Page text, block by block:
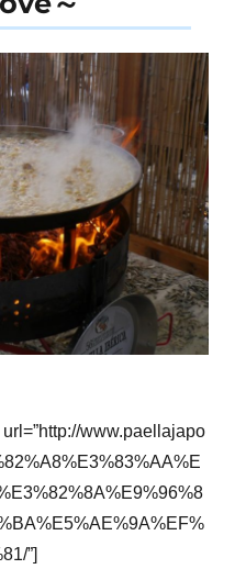
www.paellajapo
”]